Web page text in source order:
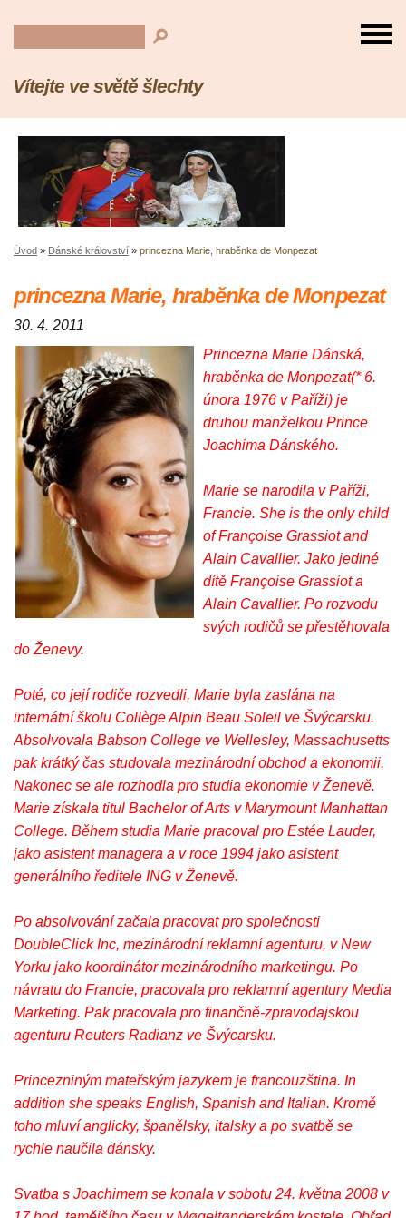
Vítejte ve světě šlechty
Úvod » Dánské království » princezna Marie, hraběnka de Monpezat
princezna Marie, hraběnka de Monpezat
30. 4. 2011
Princezna Marie Dánská,
hraběnka de Monpezat(* 6.
února 1976 v Paříži) je
druhou manželkou Prince
Joachima Dánského.
Marie se narodila v Paříži,
Francie. She is the only child
of Françoise Grassiot and
Alain Cavallier. Jako jediné
dítě Françoise Grassiot a
Alain Cavallier. Po rozvodu
svých rodičů se přestěhovala
do Ženevy.
Poté, co její rodiče rozvedli, Marie byla zaslána na
internátní školu Collège Alpin Beau Soleil ve Švýcarsku.
Absolvovala Babson College ve Wellesley, Massachusetts
pak krátký čas studovala mezinárodní obchod a ekonomii.
Nakonec se ale rozhodla pro studia ekonomie v Ženevě.
Marie získala titul Bachelor of Arts v Marymount Manhattan
College. Během studia Marie pracoval pro Estée Lauder,
jako asistent managera a v roce 1994 jako asistent
generálního ředitele ING v Ženevě.
Po absolvování začala pracovat pro společnosti
DoubleClick Inc, mezinárodní reklamní agenturu, v New
Yorku jako koordinátor mezinárodního marketingu. Po
návratu do Francie, pracovala pro reklamní agentury Media
Marketing. Pak pracovala pro finančně-zpravodajskou
agenturu Reuters Radianz ve Švýcarsku.
Princezniným mateřským jazykem je francouzština. In
addition she speaks English, Spanish and Italian. Kromě
toho mluví anglicky, španělsky, italsky a po svatbě se
rychle naučila dánsky.
Svatba s Joachimem se konala v sobotu 24. května 2008 v